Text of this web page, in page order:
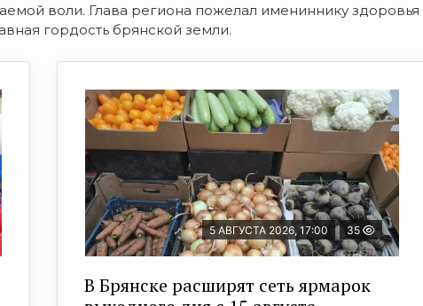
воли. Глава региона пожелал имениннику здоровья
гордость брянской земли.
5 АВГУСТА 2026, 17:00 35
В Брянске расширят сеть ярмарок